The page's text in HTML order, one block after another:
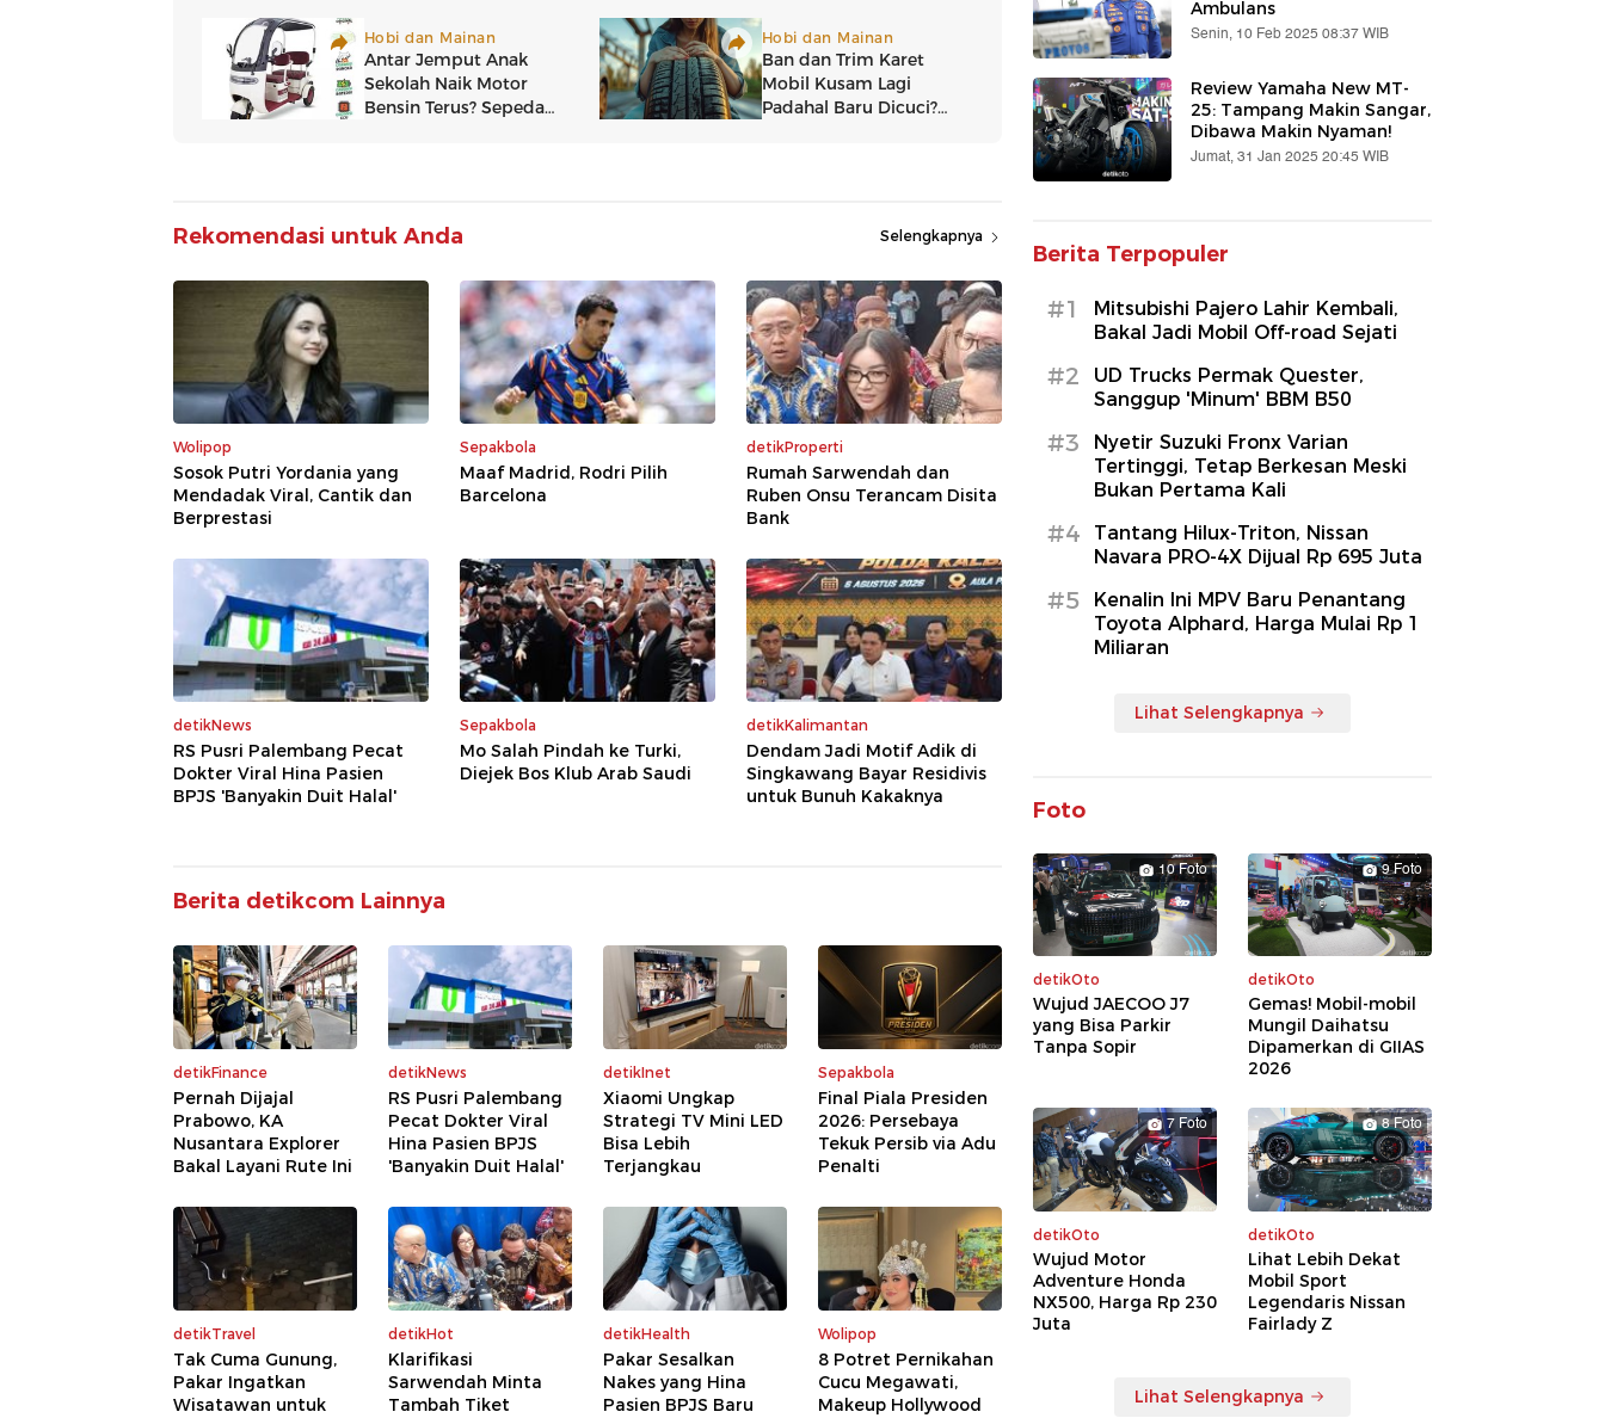
Rekomendasi untuk Anda Selengkapnya
Wolipop
Sosok Putri Yordania yang
Mendadak Viral, Cantik dan
Berprestasi
Sepakbola
Maaf Madrid, Rodri Pilih
Barcelona
detikProperti
Rumah Sarwendah dan
Ruben Onsu Terancam Disita
Bank
detikNews
RS Pusri Palembang Pecat
Dokter Viral Hina Pasien
BPJS 'Banyakin Duit Halal'
Sepakbola
Mo Salah Pindah ke Turki,
Diejek Bos Klub Arab Saudi
detikKalimantan
Dendam Jadi Motif Adik di
Singkawang Bayar Residivis
untuk Bunuh Kakaknya
Berita detikcom Lainnya
detikFinance
Pernah Dijajal
Prabowo, KA
Nusantara Explorer
Bakal Layani Rute Ini
detikNews
RS Pusri Palembang
Pecat Dokter Viral
Hina Pasien BPJS
'Banyakin Duit Halal'
detikInet
Xiaomi Ungkap
Strategi TV Mini LED
Bisa Lebih
Terjangkau
Sepakbola
Final Piala Presiden
2026: Persebaya
Tekuk Persib via Adu
Penalti
detikTravel
Tak Cuma Gunung,
Pakar Ingatkan
Wisatawan untuk
detikHot
Klarifikasi
Sarwendah Minta
Tambah Tiket
detikHealth
Pakar Sesalkan
Nakes yang Hina
Pasien BPJS Baru
Wolipop
8 Potret Pernikahan
Cucu Megawati,
Makeup Hollywood
Ambulans
Senin, 10 Feb 2025 08:37 WIB
Review Yamaha New MT-
25: Tampang Makin Sangar,
Dibawa Makin Nyaman!
Jumat, 31 Jan 2025 20:45 WIB
Berita Terpopuler
#1
Mitsubishi Pajero Lahir Kembali,
Bakal Jadi Mobil Off-road Sejati
#2
UD Trucks Permak Quester,
Sanggup 'Minum' BBM B50
#3
Nyetir Suzuki Fronx Varian
Tertinggi, Tetap Berkesan Meski
Bukan Pertama Kali
#4
Tantang Hilux-Triton, Nissan
Navara PRO-4X Dijual Rp 695 Juta
#5
Kenalin Ini MPV Baru Penantang
Toyota Alphard, Harga Mulai Rp 1
Miliaran
Lihat Selengkapnya
Foto
10 Foto
detikOto
Wujud JAECOO J7
yang Bisa Parkir
Tanpa Sopir
9 Foto
detikOto
Gemas! Mobil-mobil
Mungil Daihatsu
Dipamerkan di GIIAS
2026
7 Foto
detikOto
Wujud Motor
Adventure Honda
NX500, Harga Rp 230
Juta
8 Foto
detikOto
Lihat Lebih Dekat
Mobil Sport
Legendaris Nissan
Fairlady Z
Lihat Selengkapnya